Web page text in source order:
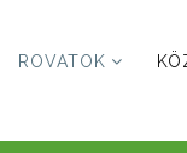
ROVATOK